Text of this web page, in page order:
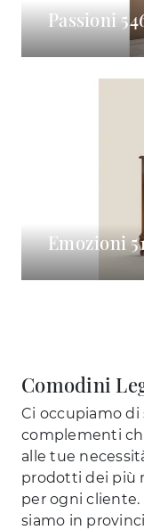
Passioni
Emozioni
Comodini
Ci occupiamo
complementi
alle tue
prodotti dei più
per ogni cliente.
siamo in